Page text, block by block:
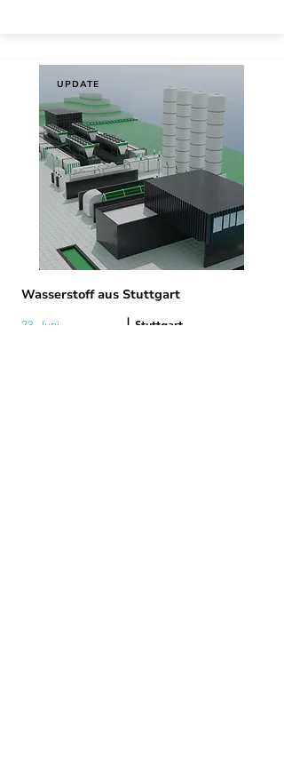
UPDATE
Wasserstoff aus Stuttgart
23. Juni | Stuttgart